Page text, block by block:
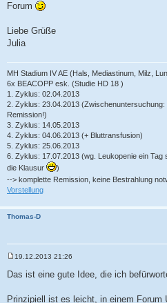
Forum
Liebe Grüße
Julia
MH Stadium IV AE (Hals, Mediastinum, Milz,
6x BEACOPP esk. (Studie HD 18 )
1. Zyklus: 02.04.2013
2. Zyklus: 23.04.2013
Remission!)
3. Zyklus: 14.05.2013
4. Zyklus: 04.06.2013 (+ Bluttransfusion)
5. Zyklus: 25.06.2013
6. Zyklus: 17.07.2013 (wg. Leukopenie ein
die Klausur
)
--> komplette Remission, keine Bestrahlung
Vorstellung
Thomas-D
i
r
19.12.2013 21:26
Das ist eine gute Idee, die ich
Prinzipiell ist es leicht, in einem Forum